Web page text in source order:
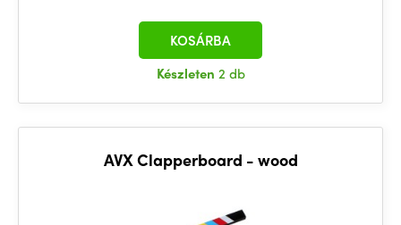
Készleten 2 db
KOSÁRBA
AVX Clapperboard - wood